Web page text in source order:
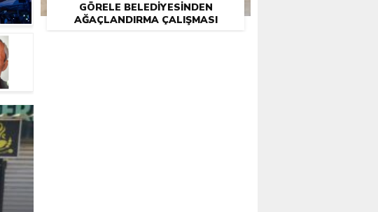
GÖRELE BELEDIYESINDEN
AĞAÇLANDIRMA ÇALIŞMASI